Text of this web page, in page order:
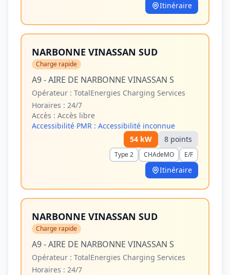
Itinéraire
NARBONNE VINASSAN SUD
Charge rapide
A9 - AIRE DE NARBONNE VINASSAN S
Opérateur : TotalEnergies Charging Services
Horaires : 24/7
Accès : Accès libre
Accessibilité PMR : Accessibilité inconnue
54 kW 8 points
Type 2 CHAdeMO E/F
Itinéraire
NARBONNE VINASSAN SUD
Charge rapide
A9 - AIRE DE NARBONNE VINASSAN S
Opérateur : TotalEnergies Charging Services
Horaires : 24/7